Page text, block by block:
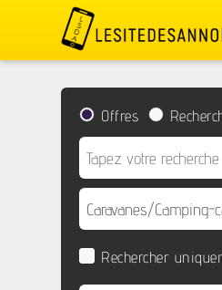
Offres
Rechercher